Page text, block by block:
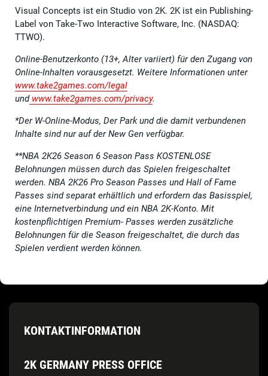
Visual Concepts ist ein Studio von 2K. 2K ist ein Publishing-
Label von Take-Two Interactive Software, Inc. (NASDAQ:
TTWO).
Online-Benutzerkonto (13+, Alter variiert) für den Zugang von
Online-Inhalten vorausgesetzt. Weitere Informationen unter
www.take2games.com/legal
undwww.take2games.com/privacy.
*Der W-Online-Modus, Der Park und die damit verbundenen
Inhalte sind nur auf der New Gen verfügbar.
**NBA 2K26 Season 6 Season Pass KOSTENLOSE
Belohnungen müssen durch das Spielen freigeschaltet
werden. NBA 2K26 Pro Season Passes und Hall of Fame
Passes sind separat erhältlich und erfordern das Basisspiel,
eine Internetverbindung und ein NBA 2K-Konto. Mit
kostenpflichtigen Premium- Passes werden zusätzliche
Belohnungen für die Season freigeschaltet, die durch das
Spielen verdient werden können.
KONTAKTINFORMATION
2K GERMANY PRESS OFFICE